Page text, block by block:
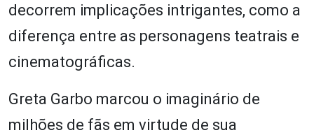
decorrem implicações intrigantes, como a
diferença entre as personagens teatrais e
cinematográficas.
Greta Garbo marcou o imaginário de
milhões de fãs em virtude de sua